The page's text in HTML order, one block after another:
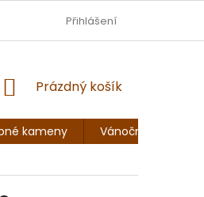
OBCHODNÍ PODMÍNKY
Přihlášení
NÁKUPNÍ
Prázdný košík
kameny
Vánoční sochy,